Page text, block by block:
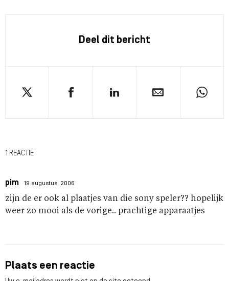
Deel dit bericht
1 REACTIE
pim 19 augustus, 2006
zijn de er ook al plaatjes van die sony speler?? hopelijk
weer zo mooi als de vorige.. prachtige apparaatjes
Plaats een reactie